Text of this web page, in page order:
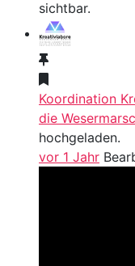
sichtbar.
Koordination
die
hochgeladen.
vor 1 Jahr